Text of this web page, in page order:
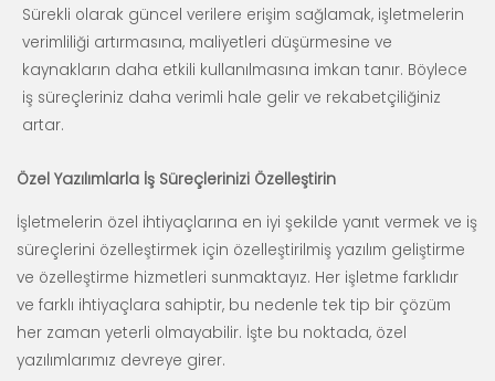
Sürekli olarak güncel verilere erişim sağlamak, işletmelerin
verimliliği artırmasına, maliyetleri düşürmesine ve
kaynakların daha etkili kullanılmasına imkan tanır. Böylece
iş süreçleriniz daha verimli hale gelir ve rekabetçiliğiniz
artar.
Özel Yazılımlarla İş Süreçlerinizi Özelleştirin
İşletmelerin özel ihtiyaçlarına en iyi şekilde yanıt vermek ve iş
süreçlerini özelleştirmek için özelleştirilmiş yazılım geliştirme
ve özelleştirme hizmetleri sunmaktayız. Her işletme farklıdır
ve farklı ihtiyaçlara sahiptir, bu nedenle tek tip bir çözüm
her zaman yeterli olmayabilir. İşte bu noktada, özel
yazılımlarımız devreye girer.